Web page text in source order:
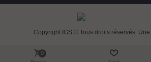
Copyright IGS © Tous droits réservés.
0